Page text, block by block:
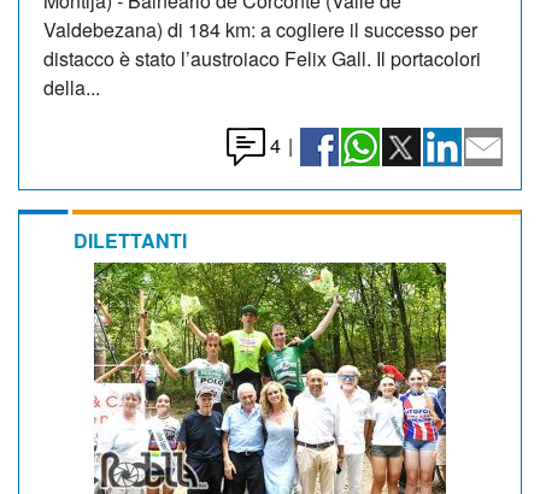
Valdebezana) di 184 km: a cogliere il successo per
distacco è stato l’austroiaco Felix Gall. Il portacolori
della...
4 |
DILETTANTI